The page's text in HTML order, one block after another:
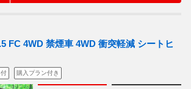
FC 4WD 禁煙車 4WD 衝突軽減 シートヒ
購入プラン付き